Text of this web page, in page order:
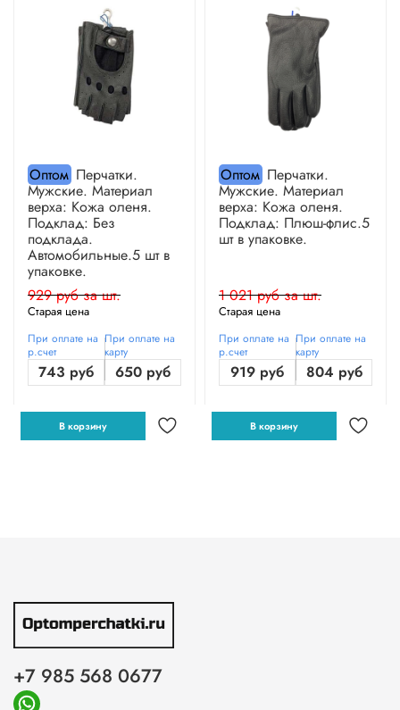
ОптомПерчатки.
Мужские. Материал
верха: Кожа оленя.
Подклад: Без
подклада.
Автомобильные.5 шт в
упаковке.
929 руб за шт.
Старая цена
При оплате на
р.счет
743 руб
При оплате на
карту
650 руб
В корзину
ОптомПерчатки.
Мужские. Материал
верха: Кожа оленя.
Подклад: Плюш-флис.5
шт в упаковке.
1 021 руб за шт.
Старая цена
При оплате на
р.счет
919 руб
При оплате на
карту
804 руб
В корзину
+7 985 568 0677